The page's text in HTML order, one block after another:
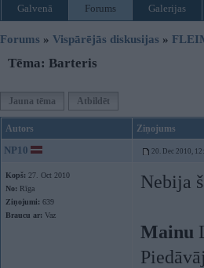
Galvenā Forums Galerijas
Forums » Vispārējās diskusijas »
Tēma: Barteris
Jauna tēma Atbildēt
Autors Ziņojums
NP10 20. Dec 2010,
Kopš: 27. Oct 2010
No: Rīga
Ziņojumi: 639
Braucu ar: Vaz
Nebija
Mainu